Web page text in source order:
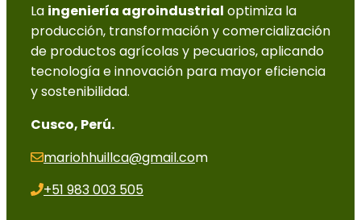
La ingeniería agroindustrial optimiza la
producción, transformación y comercialización
de productos agrícolas y pecuarios, aplicando
tecnología e innovación para mayor eficiencia
y sostenibilidad.
Cusco, Perú.
mariohhuillca@gmail.com
+51 983 003 505